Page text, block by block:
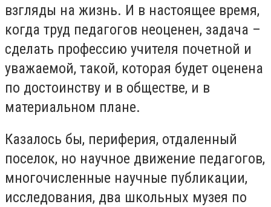
взгляды на жизнь. И в настоящее время,
когда труд педагогов неоценен, задача –
сделать профессию учителя почетной и
уважаемой, такой, которая будет оценена
по достоинству и в обществе, и в
материальном плане.
Казалось бы, периферия, отдаленный
поселок, но научное движение педагогов,
многочисленные научные публикации,
исследования, два школьных музея по